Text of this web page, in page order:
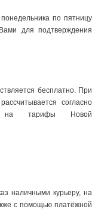
по пятницу
для подтверждения
бесплатно. При
согласно
на тарифы Новой
наличными курьеру, на
с помощью платёжной